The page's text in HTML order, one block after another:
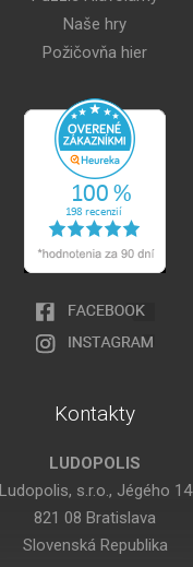
Naše hry
Požičovňa hier
Kontakty
LUDOPOLIS
Ludopolis, s.r.o., Jégého 14
821 08 Bratislava
Slovenská Republika